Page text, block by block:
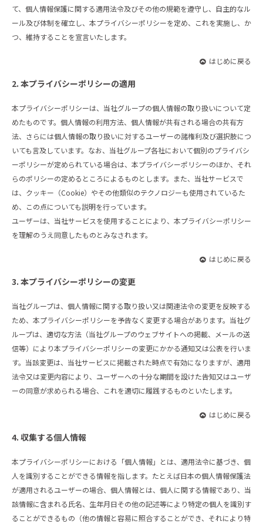
て、個人情報保護に関する適用法令及びその他の規範を遵守し、自主的なル
ール及び体制を確立し、本プライバシーポリシーを定め、これを実施し、か
つ、維持することを宣言いたします。
はじめに戻る
2. 本プライバシーポリシーの適用
本プライバシーポリシーは、当社グループの個人情報の取り扱いについて定
めたものです。個人情報の利用方法、個人情報が共有される場合の共有方
法、さらには個人情報の取り扱いに対するユーザーの諸権利及び選択肢につ
いても言及しています。なお、当社グループ各社において個別のプライバシ
ーポリシーが定められている場合は、本プライバシーポリシーのほか、それ
らのポリシーの定めるところによるものとします。また、当社サービスで
は、クッキー（Cookie）やその他類似のテクノロジーも使用されているた
め、この点についても説明を行っています。
ユーザーは、当社サービスを使用することにより、本プライバシーポリシー
を理解のうえ同意したものとみなされます。
はじめに戻る
3. 本プライバシーポリシーの変更
当社グループは、個人情報に関する取り扱い又は関連法令の変更を反映する
ため、本プライバシーポリシーを予告なく変更する場合があります。当社グ
ループは、適切な方法（当社グループのウェブサイトへの掲載、メールの送
信等）により本プライバシーポリシーの変更にかかる通知又は公表を行いま
す。当該変更は、当社サービスに掲載された時点で有効になりますが、適用
法令又は変更内容により、ユーザーへの十分な期間を設けた告知又はユーザ
ーの同意が求められる場合、これを適切に履践するものといたします。
はじめに戻る
4. 収集する個人情報
本プライバシーポリシーにおける「個人情報」とは、適用法令に基づき、個
人を識別することができる情報を指します。たとえば日本の個人情報保護法
が適用されるユーザーの場合、個人情報とは、個人に関する情報であり、当
該情報に含まれる氏名、生年月日その他の記述等により特定の個人を識別す
ることができるもの（他の情報と容易に照合することができ、それにより特